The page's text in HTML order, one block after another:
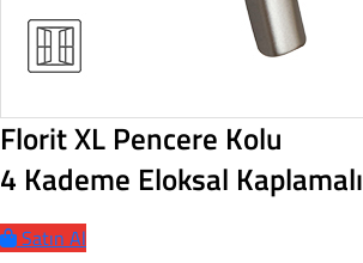
Florit XL Pencere Kolu
4 Kademe Eloksal Kaplamalı
Satın Al